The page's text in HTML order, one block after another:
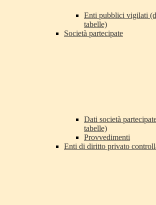
Enti pubblici vigilati
tabelle)
Società partecipate
Dati società
tabelle)
Provvedimenti
Enti di diritto privato